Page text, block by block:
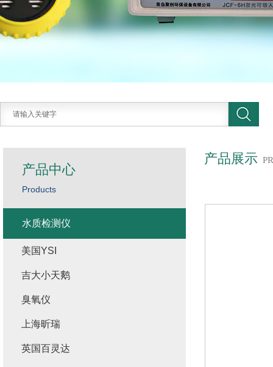
产品展示
产品中心
Products
水质检测仪
美国YSI
吉大小天鹅
臭氧仪
上海昕瑞
英国百灵达